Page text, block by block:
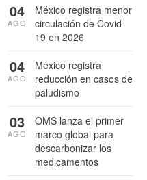
México registra menor
circulación de Covid-
19 en 2026
04
AGO
México registra
reducción en casos de
paludismo
04
AGO
OMS lanza el primer
marco global para
descarbonizar los
medicamentos
03
AGO